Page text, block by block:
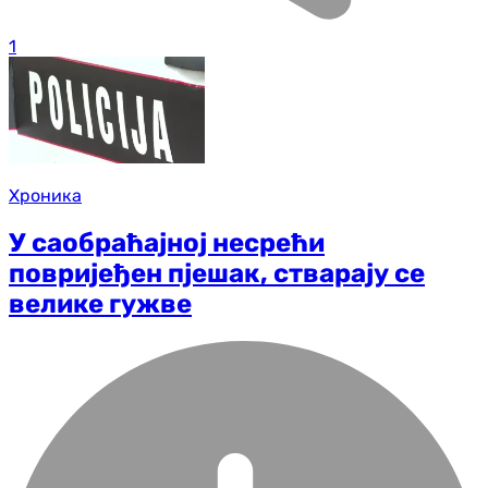
1
Хроника
У саобраћајној несрећи
повријеђен пјешак, стварају се
велике гужве